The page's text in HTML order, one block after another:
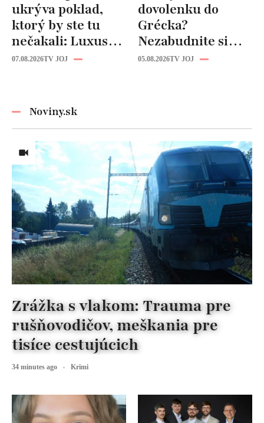
ukrýva poklad,
ktorý by ste tu
nečakali: Luxusná
kuchyňa aj
07.08.2026TV JOJ
dovolenku do
Grécka?
Nezabudnite si
odtiaľ uloviť tieto
05.08.2026TV JOJ
Noviny.sk
Zrážka s vlakom: Trauma pre
rušňovodičov, meškania pre
tisíce cestujúcich
34 minutes ago Krimi